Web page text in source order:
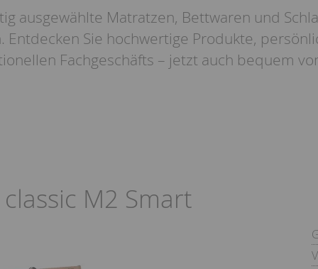
ausgewählte Matratzen, Bettwaren und
Sie hochwertige Produkte,
Fachgeschäfts – jetzt auch bequem
M2 Smart